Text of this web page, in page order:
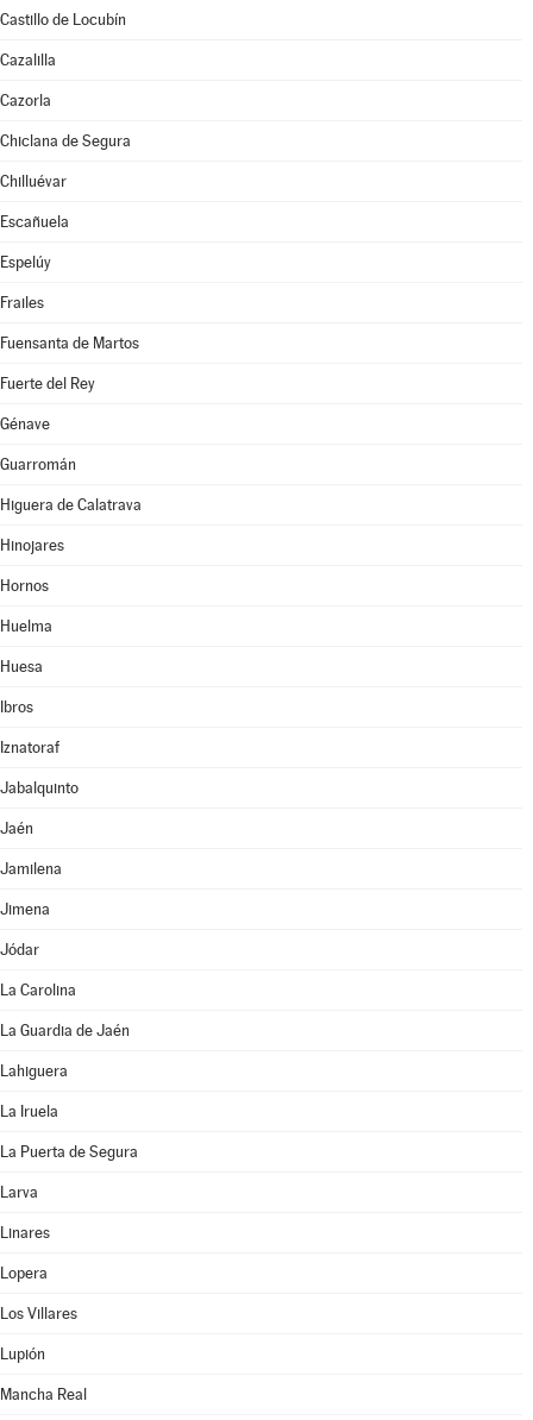
Castillo de Locubín
Cazalilla
Cazorla
Chiclana de Segura
Chilluévar
Escañuela
Espelúy
Frailes
Fuensanta de Martos
Fuerte del Rey
Génave
Guarromán
Higuera de Calatrava
Hinojares
Hornos
Huelma
Huesa
Ibros
Iznatoraf
Jabalquinto
Jaén
Jamilena
Jimena
Jódar
La Carolina
La Guardia de Jaén
Lahiguera
La Iruela
La Puerta de Segura
Larva
Linares
Lopera
Los Villares
Lupión
Mancha Real